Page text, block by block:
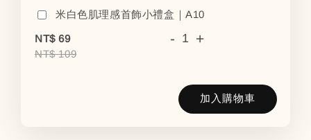
米白色肌理感首飾小禮盒｜A10
NT$ 69
NT$ 109
- +
加入購物車